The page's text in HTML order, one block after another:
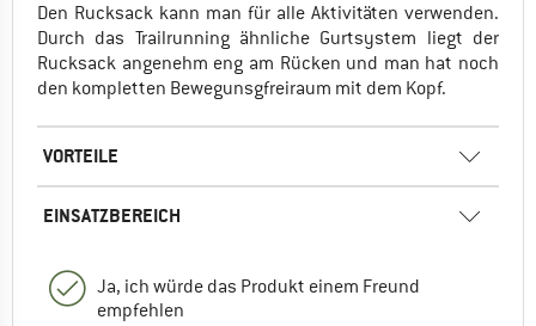
Den Rucksack kann man für alle Aktivitäten verwenden.
Durch das Trailrunning ähnliche Gurtsystem liegt der
Rucksack angenehm eng am Rücken und man hat noch
den kompletten Bewegunsgfreiraum mit dem Kopf.
VORTEILE
EINSATZBEREICH
Ja, ich würde das Produkt einem Freund
empfehlen